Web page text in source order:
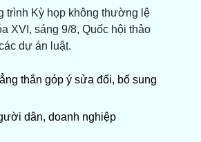
trình Kỳ họp không thường lệ
XVI, sáng 9/8, Quốc hội thảo
dự án luật.
thắn góp ý sửa đổi, bổ sung
dân, doanh nghiệp